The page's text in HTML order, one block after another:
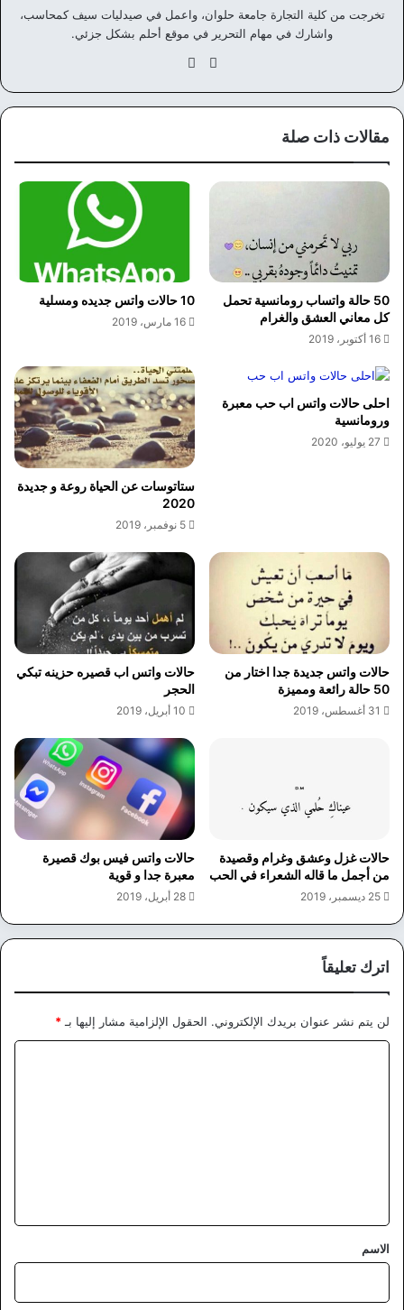
تخرجت من كلية التجارة جامعة حلوان، واعمل في صيدليات سيف كمحاسب،
واشارك في مهام التحرير في موقع أحلم بشكل جزئي.
موق
الويوك
مقالات ذات صلة
50 حالة واتساب رومانسية تحمل
كل معاني العشق والغرام
16 أكتوبر، 2019
10 حالات واتس جديده ومسلية
16 مارس، 2019
احلى حالات واتس اب حب معبرة
ورومانسية
27 يوليو، 2020
ستاتوسات عن الحياة روعة و جديدة
2020
5 نوفمبر، 2019
حالات واتس جديدة جدا اختار من
50 حالة رائعة ومميزة
31 أغسطس، 2019
حالات واتس اب قصيره حزينه تبكي
الحجر
10 أبريل، 2019
حالات غزل وعشق وغرام وقصيدة
من أجمل ما قاله الشعراء في الحب
25 ديسمبر، 2019
حالات واتس فيس بوك قصيرة
معبرة جدا و قوية
28 أبريل، 2019
اترك تعليقاً
لن يتم نشر عنوان بريدك الإلكتروني. الحقول الإلزامية مشار إليها بـ *
*
الاسم